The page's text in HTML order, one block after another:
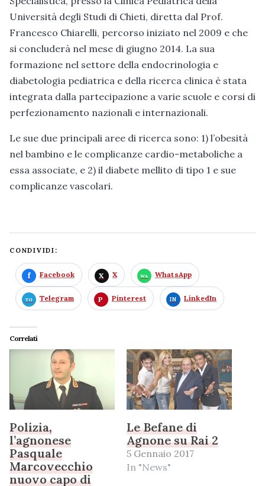
Università degli Studi di Chieti, diretta dal Prof.
Francesco Chiarelli, percorso iniziato nel 2009 e che
si concluderà nel mese di giugno 2014. La sua
formazione nel settore della endocrinologia e
diabetologia pediatrica e della ricerca clinica è stata
integrata dalla partecipazione a varie scuole e corsi di
perfezionamento nazionali e internazionali.
Le sue due principali aree di ricerca sono: 1) l’obesità
nel bambino e le complicanze cardio-metaboliche a
essa associate, e 2) il diabete mellito di tipo 1 e sue
complicanze vascolari.
CONDIVIDI:
Facebook X WhatsApp
Telegram Pinterest LinkedIn
Correlati
Polizia,
l’agnonese
Pasquale
Marcovecchio
nuovo capo di
Le Befane di
Agnone su Rai 2
5 Gennaio 2017
In "News"